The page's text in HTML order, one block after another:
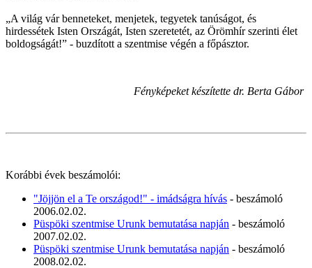
„A világ vár benneteket, menjetek, tegyetek tanúságot, és
hirdessétek Isten Országát, Isten szeretetét, az Örömhír szerinti élet
boldogságát!” - buzdított a szentmise végén a főpásztor.
Fényképeket készítette dr. Berta Gábor
Korábbi évek beszámolói:
"Jöjjön el a Te országod!" - imádságra hívás - beszámoló
2006.02.02.
Püspöki szentmise Urunk bemutatása napján - beszámoló
2007.02.02.
Püspöki szentmise Urunk bemutatása napján - beszámoló
2008.02.02.